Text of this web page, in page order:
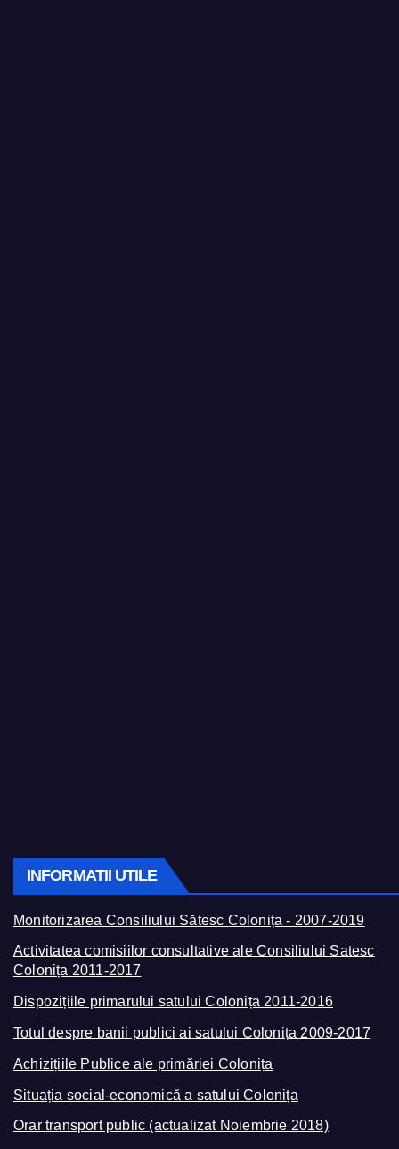
INFORMATII UTILE
Monitorizarea Consiliului Sătesc Colonița - 2007-2019
Activitatea comisiilor consultative ale Consiliului Satesc
Colonița 2011-2017
Dispozițiile primarului satului Colonița 2011-2016
Totul despre banii publici ai satului Colonița 2009-2017
Achizițiile Publice ale primăriei Colonița
Situația social-economică a satului Colonița
Orar transport public (actualizat Noiembrie 2018)